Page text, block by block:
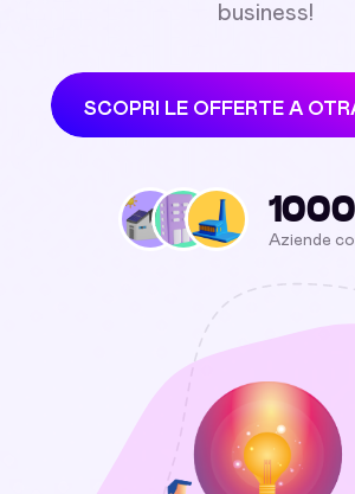
business!
SCOPRI LE OFFERTE A
Aziende